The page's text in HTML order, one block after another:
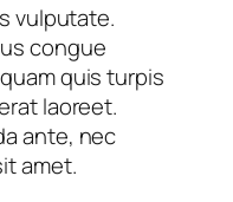
vulputate.
congue
quis turpis
laoreet.
ante, nec
amet.